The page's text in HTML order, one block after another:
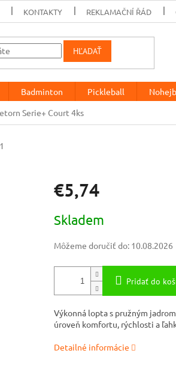
KONTAKTY REKLAMAČNÍ ŘÁD
HĽADAŤ
Badminton Pickleball
Serie+ Court 4ks
€5,74
cena:
Skladem
Môžeme doručiť do: 10.08.2026
Pridať do
Výkonná lopta s pružným
úroveň komfortu, rýchlosti a
Detailné informácie